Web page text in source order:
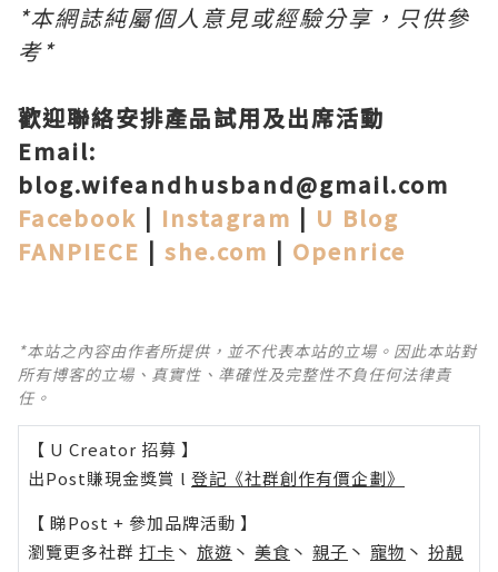
*本網誌純屬個人意見或經驗分享，只供參
考*
歡迎聯絡安排產品試用及出席活動
Email:
blog.wifeandhusband@gmail.com
Facebook | Instagram | U Blog
FANPIECE | she.com | Openrice
*本站之內容由作者所提供，並不代表本站的立場。因此本站對
所有博客的立場、真實性、準確性及完整性不負任何法律責
任。
【 U Creator 招募 】
出Post賺現金獎賞 l 登記《社群創作有價企劃》
【 睇Post + 參加品牌活動 】
瀏覽更多社群 打卡 丶 旅遊 丶 美食 丶 親子 丶 寵物 丶 扮靚